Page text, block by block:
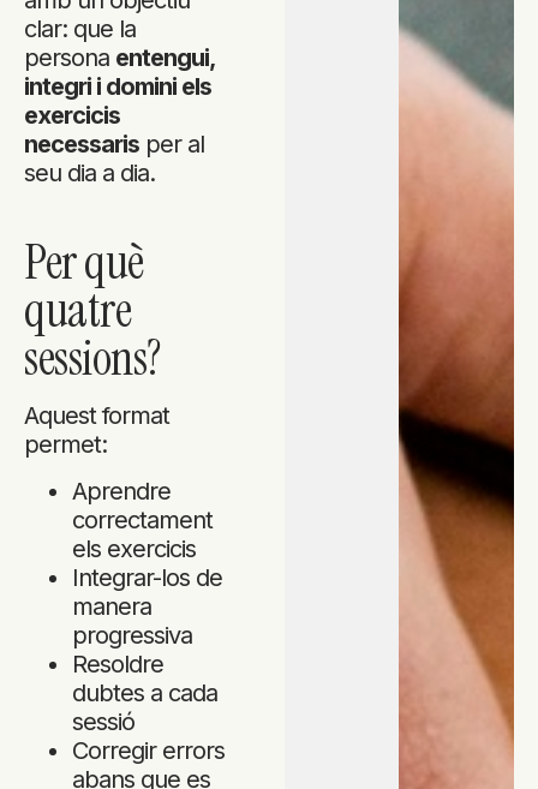
clar: que la
persona entengui,
integri i domini els
exercicis
necessaris per al
seu dia a dia.
Per què
quatre
sessions?
Aquest format
permet:
Aprendre
correctament
els exercicis
Integrar-los de
manera
progressiva
Resoldre
dubtes a cada
sessió
Corregir errors
abans que es